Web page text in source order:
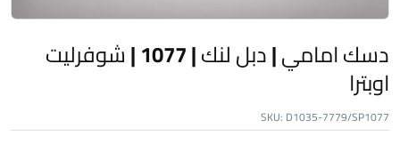
دسك امامي | دبل لنك | 1077 | شوفرليت
اوبترا
SKU: D1035-7779/SP1077